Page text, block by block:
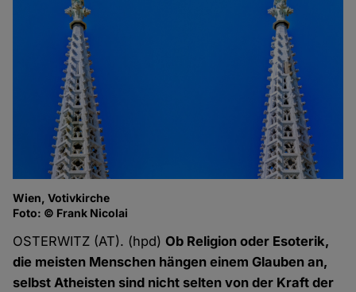
Wien, Votivkirche
Foto: © Frank Nicolai
OSTERWITZ (AT). (hpd)Ob Religion oder Esoterik,
die meisten Menschen hängen einem Glauben an,
selbst Atheisten sind nicht selten von der Kraft der